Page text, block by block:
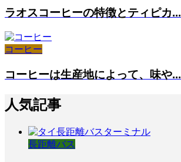
ラオスコーヒーの特徴とティピカ...
コーヒー
コーヒーは生産地によって、味や...
人気記事
長距離バス